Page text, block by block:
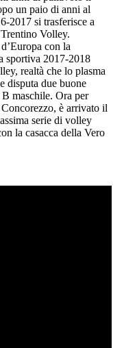
un paio di anni al
2017 si trasferisce a
Volley.
con la
sportiva 2017-2018
realtà che lo plasma
disputa due buone
maschile. Ora per
è arrivato il
serie di volley
la casacca della Vero